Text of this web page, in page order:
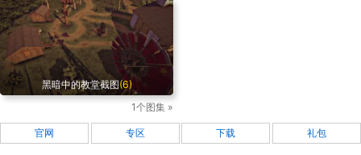
黑暗中的教堂截图(6)
1个图集 »
官网 专区 下载 礼包